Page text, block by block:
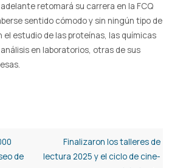
retomará su carrera en la FCQ
sentido cómodo y sin ningún tipo de
el estudio de las proteínas, las químicas
en laboratorios, otras de sus
de
Finalizaron los talleres de
lectura 2025 y el ciclo de cine-